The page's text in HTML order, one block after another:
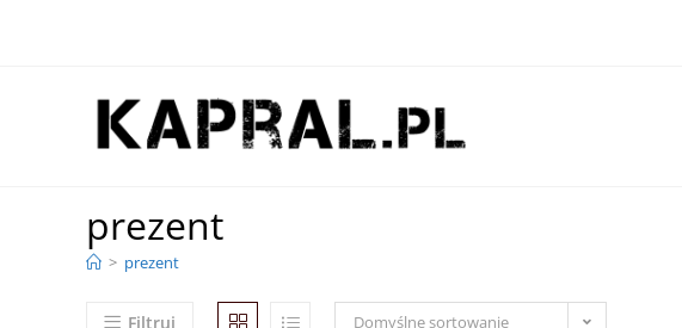
prezent
> prezent
Filtruj Domyślne sortowanie